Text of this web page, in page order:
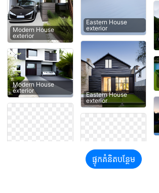
Modern House
exterior
Modern House
exterior
Eastern House
exterior
Eastern House
exterior
ផ្ទុកគំនិតបន្ថែម